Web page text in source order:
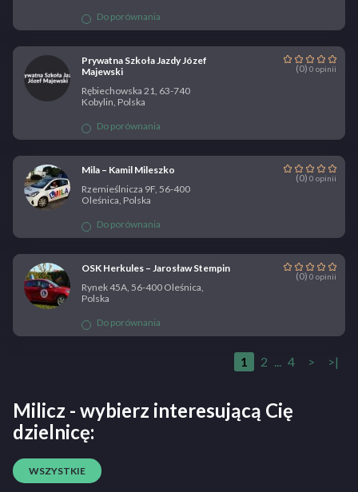
Do porównania
Prywatna Szkoła Jazdy Józef
Majewski
(0) 0 opinii
Rębiechowska 21, 63-740
Kobylin, Polska
Do porównania
Mila – Kamil Mileszko
(0) 0 opinii
Rzemieślnicza 9F, 56-400
Oleśnica, Polska
Do porównania
OSK Herkules – Jarosław Stempin
(0) 0 opinii
Rynek 45A, 56-400 Oleśnica,
Polska
Do porównania
1 2 ... 4 > >|
Milicz - wybierz interesującą Cię
dzielnicę:
WSZYSTKIE